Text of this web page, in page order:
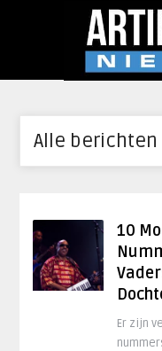
Alle berichten
10
Er zijn